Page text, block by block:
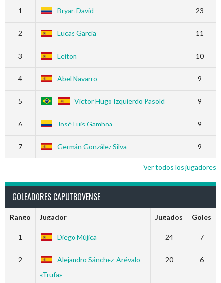
1 Bryan David 23
2 Lucas García 11
3 Leiton 10
4 Abel Navarro 9
5 Víctor Hugo Izquierdo Pasold 9
6 José Luis Gamboa 9
7 Germán González Silva 9
Ver todos los jugadores
GOLEADORES CAPUTBOVENSE
Rango Jugador Jugados Goles
1 Diego Mújica 24 7
2
Alejandro Sánchez-Arévalo
«Trufa»
20 6